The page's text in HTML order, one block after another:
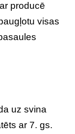
producē
visas
uz svina
ar 7. gs.